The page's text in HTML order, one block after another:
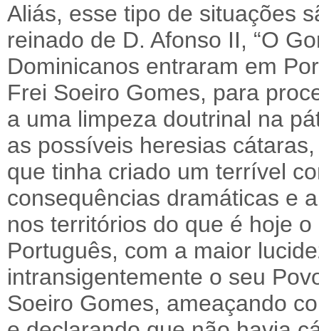
Aliás, esse tipo de situações
reinado de D. Afonso II, “O
Dominicanos entraram em
Frei Soeiro Gomes, para
a uma limpeza doutrinal na
as possíveis heresias
que tinha criado um terrível
consequências dramáticas e
nos territórios do que é hoje
Português, com a maior
intransigentemente o seu
Soeiro Gomes, ameaçando